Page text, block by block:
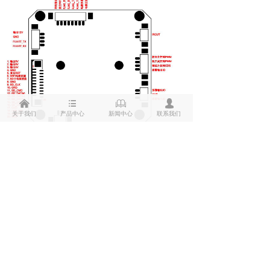
낀
关于我们
뀑
产品中心
ꁡ
新闻中心
넙
联系我们